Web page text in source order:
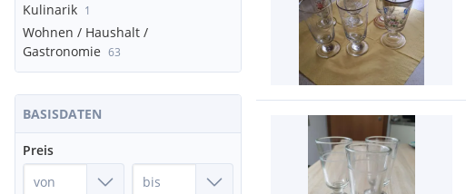
Kulinarik 1
Wohnen / Haushalt /
Gastronomie 63
BASISDATEN
Preis